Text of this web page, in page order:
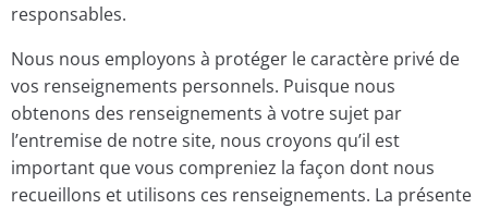
responsables.
Nous nous employons à protéger le caractère privé de
vos renseignements personnels. Puisque nous
obtenons des renseignements à votre sujet par
l’entremise de notre site, nous croyons qu’il est
important que vous compreniez la façon dont nous
recueillons et utilisons ces renseignements. La présente